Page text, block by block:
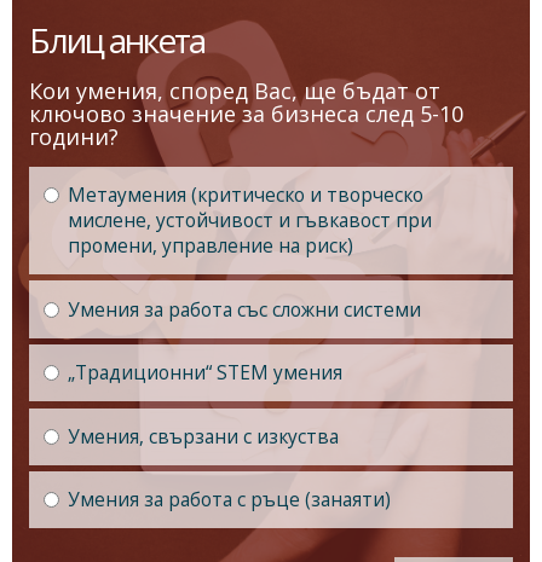
Блиц анкета
Кои умения, според Вас, ще бъдат от
ключово значение за бизнеса след 5-10
години?
Метаумения (критическо и творческо
мислене, устойчивост и гъвкавост при
промени, управление на риск)
Умения за работа със сложни системи
„Традиционни“ STEM умения
Умения, свързани с изкуства
Умения за работа с ръце (занаяти)